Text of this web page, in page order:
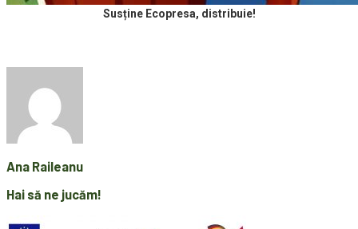
Susține Ecopresa, distribuie!
Ana Raileanu
Hai să ne jucăm!